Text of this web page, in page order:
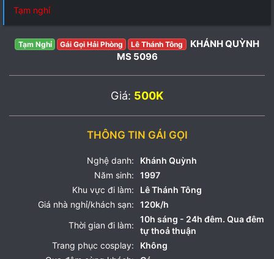
Tạm nghỉ
Tạm Nghỉ Gái Gọi Hải Phòng Lê Thánh Tông
KHÁNH QUỲNH
MS 5096
Giá: 500K
THÔNG TIN GÁI GỌI
Nghệ danh:
Khánh Quỳnh
Năm sinh:
1997
Khu vực đi làm:
Lê Thánh Tông
Giá nhà nghỉ/khách sạn:
120k/h
Thời gian đi làm:
10h sáng - 24h đêm. Qua đêm
tự thoả thuận
Trang phục cosplay:
Không